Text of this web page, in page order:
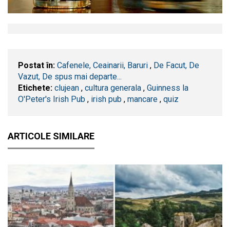
Postat în: Cafenele, Ceainarii, Baruri , De Facut, De
Vazut, De spus mai departe...
Etichete: clujean , cultura generala , Guinness la
O'Peter's Irish Pub , irish pub , mancare , quiz
ARTICOLE SIMILARE